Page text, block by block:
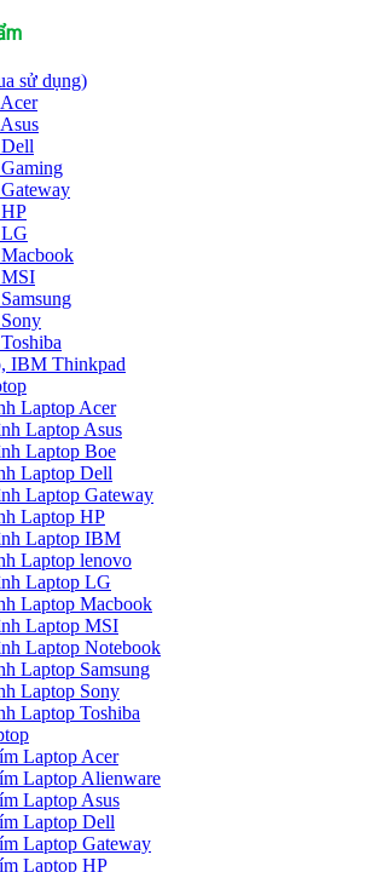
sử dụng)
IBM Thinkpad
Laptop Acer
Laptop Asus
Laptop Boe
Laptop Dell
Laptop Gateway
Laptop HP
Laptop IBM
Laptop lenovo
Laptop LG
Laptop Macbook
Laptop MSI
Laptop Notebook
Laptop Samsung
Laptop Sony
Laptop Toshiba
Laptop Acer
Laptop Alienware
Laptop Asus
Laptop Dell
Laptop Gateway
Laptop HP